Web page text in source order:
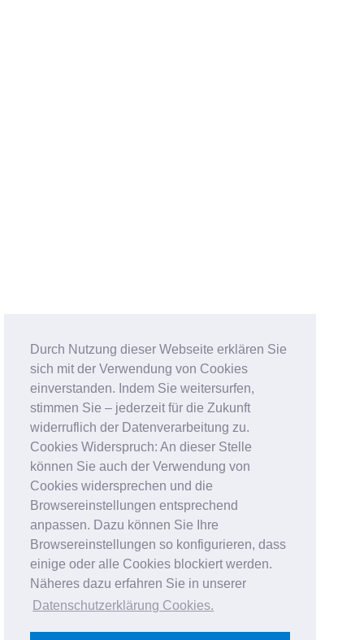
Durch Nutzung dieser Webseite erklären Sie
sich mit der Verwendung von Cookies
einverstanden. Indem Sie weitersurfen,
stimmen Sie – jederzeit für die Zukunft
widerruflich der Datenverarbeitung zu.
Cookies Widerspruch: An dieser Stelle
können Sie auch der Verwendung von
Cookies widersprechen und die
Browsereinstellungen entsprechend
anpassen. Dazu können Sie Ihre
Browsereinstellungen so konfigurieren, dass
einige oder alle Cookies blockiert werden.
Näheres dazu erfahren Sie in unserer
Datenschutzerklärung Cookies.